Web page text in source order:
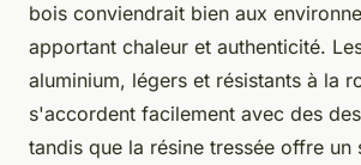
bois conviendrait bien aux
apportant chaleur et authenticité.
aluminium, légers et résistants à la
s'accordent facilement avec des
tandis que la résine tressée offre un